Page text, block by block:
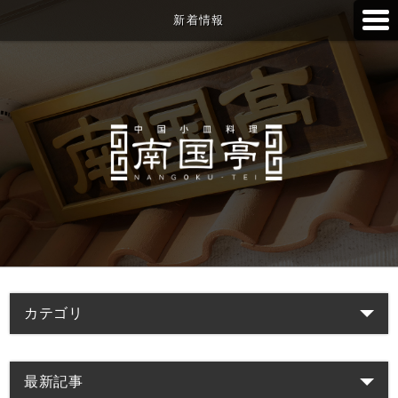
新着情報
カテゴリ
最新記事